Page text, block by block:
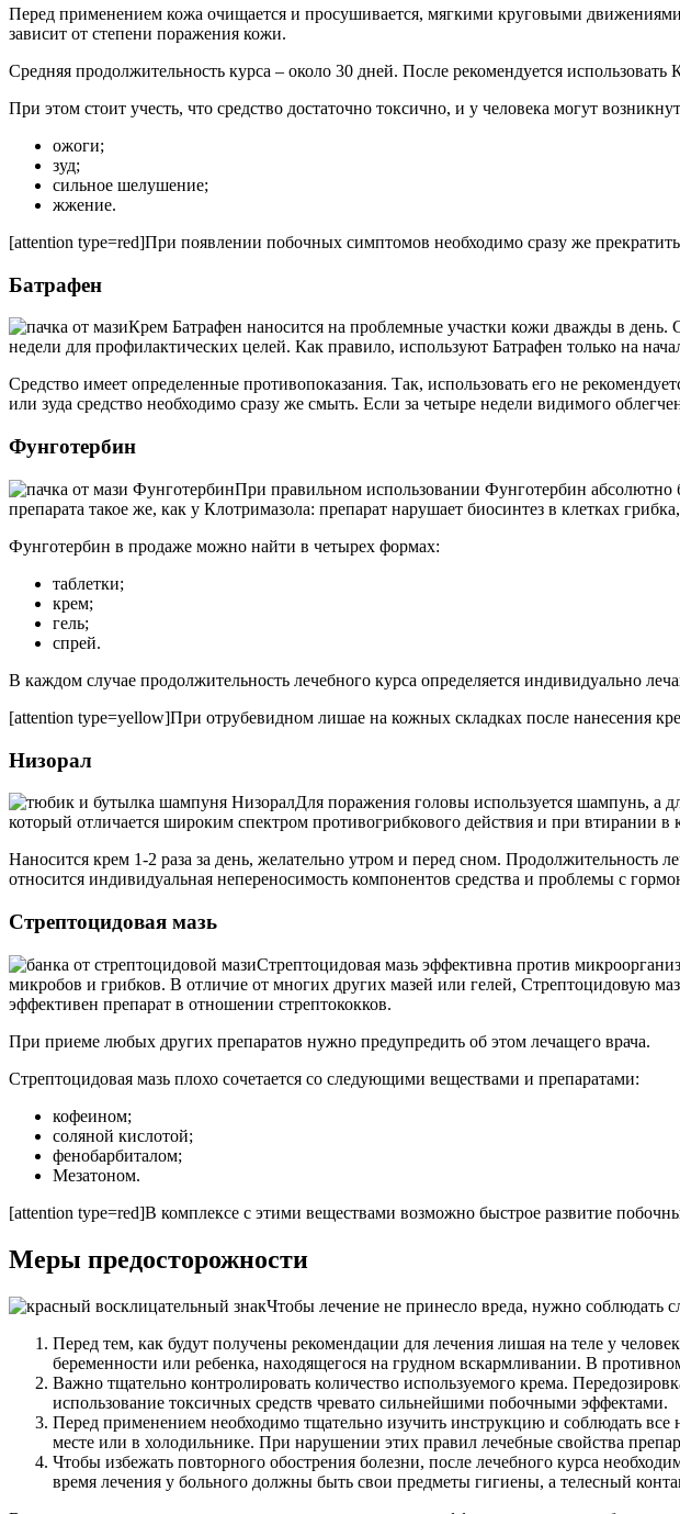
Перед применением кожа очищается и просушивается, мягкими круговыми
зависит от степени поражения кожи.
Средняя продолжительность курса – около 30 дней. После рекомендуется
При этом стоит учесть, что средство достаточно токсично, и у человека могут
ожоги;
зуд;
сильное шелушение;
жжение.
[attention type=red]При появлении побочных симптомов необходимо сразу же
Батрафен
Крем Батрафен наносится на проблемные участки кожи дважды в день.
недели для профилактических целей. Как правило, используют Батрафен только на
Средство имеет определенные противопоказания. Так, использовать его не
или зуда средство необходимо сразу же смыть. Если за четыре недели видимого
Фунготербин
При правильном использовании Фунготербин
препарата такое же, как у Клотримазола: препарат нарушает биосинтез в клетках
Фунготербин в продаже можно найти в четырех формах:
таблетки;
крем;
гель;
спрей.
В каждом случае продолжительность лечебного курса определяется индивидуально
[attention type=yellow]При отрубевидном лишае на кожных складках после нанесения
Низорал
Для поражения головы используется шампунь, а
который отличается широким спектром противогрибкового действия и при втирании
Наносится крем 1-2 раза за день, желательно утром и перед сном. Продолжительность
относится индивидуальная непереносимость компонентов средства и проблемы с
Стрептоцидовая мазь
Стрептоцидовая мазь эффективна против
микробов и грибков. В отличие от многих других мазей или гелей, Стрептоцидовую
эффективен препарат в отношении стрептококков.
При приеме любых других препаратов нужно предупредить об этом лечащего врача.
Стрептоцидовая мазь плохо сочетается со следующими веществами и препаратами:
кофеином;
соляной кислотой;
фенобарбиталом;
Мезатоном.
[attention type=red]В комплексе с этими веществами возможно быстрое развитие
Меры предосторожности
Чтобы лечение не принесло вреда, нужно соблюдать
Перед тем, как будут получены рекомендации для лечения лишая на теле у
беременности или ребенка, находящегося на грудном вскармливании. В
Важно тщательно контролировать количество используемого крема.
использование токсичных средств чревато сильнейшими побочными эффектами.
Перед применением необходимо тщательно изучить инструкцию и соблюдать
месте или в холодильнике. При нарушении этих правил лечебные свойства
Чтобы избежать повторного обострения болезни, после лечебного курса
время лечения у больного должны быть свои предметы гигиены, а телесный